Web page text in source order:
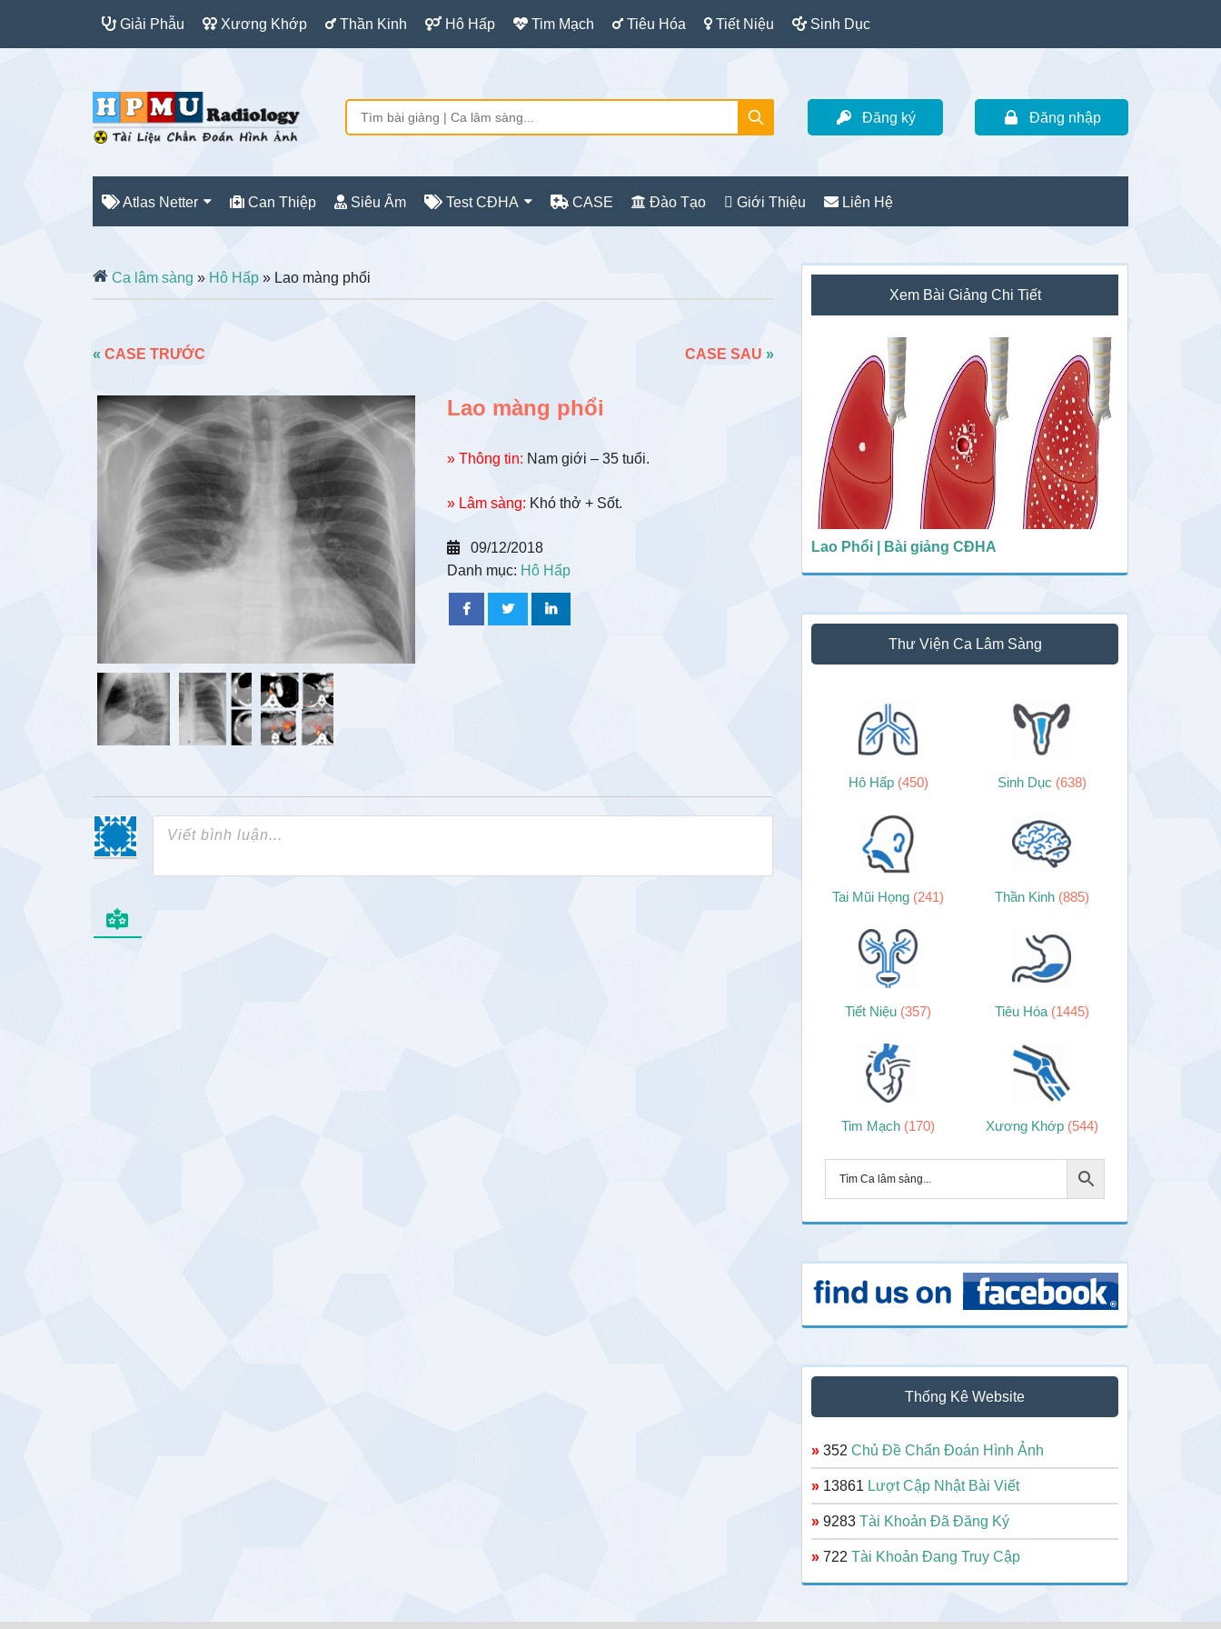
Giải Phẫu Xương Khớp Thần Kinh Hô Hấp Tim Mạch Tiêu Hóa Tiết Niệu Sinh Dục
Đăng ký Đăng nhập
Atlas Netter Can Thiệp Siêu Âm Test CĐHA CASE Đào Tạo Giới Thiệu Liên Hệ
Ca lâm sàng » Hô Hấp » Lao màng phổi
« CASE TRƯỚC CASE SAU »
Lao màng phổi
» Thông tin: Nam giới – 35 tuổi.
» Lâm sàng: Khó thở + Sốt.
09/12/2018
Danh mục: Hô Hấp
Sidebar
chính
Xem Bài Giảng Chi Tiết
Lao Phổi | Bài giảng CĐHA
Thư Viện Ca Lâm Sàng
Hô Hấp (450) Sinh Dục (638)
Tai Mũi Họng (241) Thần Kinh (885)
Tiết Niệu (357) Tiêu Hóa (1445)
Tim Mạch (170) Xương Khớp (544)
Thống Kê Website
» 352 Chủ Đề Chẩn Đoán Hình Ảnh
» 13861 Lượt Cập Nhật Bài Viết
» 9283 Tài Khoản Đã Đăng Ký
» 722 Tài Khoản Đang Truy Cập